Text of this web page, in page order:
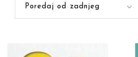
Poredaj od zadnjeg